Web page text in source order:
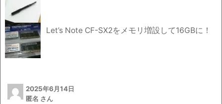
Let’s Note CF-SX2をメモリ増設して16GBに！
2025年6月14日
匿名 さん